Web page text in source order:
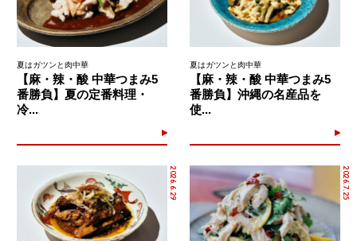
夏はガツンと肉中華
【麻・辣・酸 中華つまみ5
番勝負】夏の定番料理・
冷...
夏はガツンと肉中華
【麻・辣・酸 中華つまみ5
番勝負】沖縄の名産品を
使...
2026.6.29 2026.7.25